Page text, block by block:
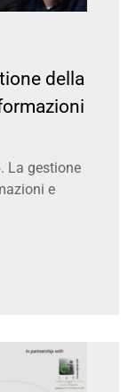
della
La gestione
e